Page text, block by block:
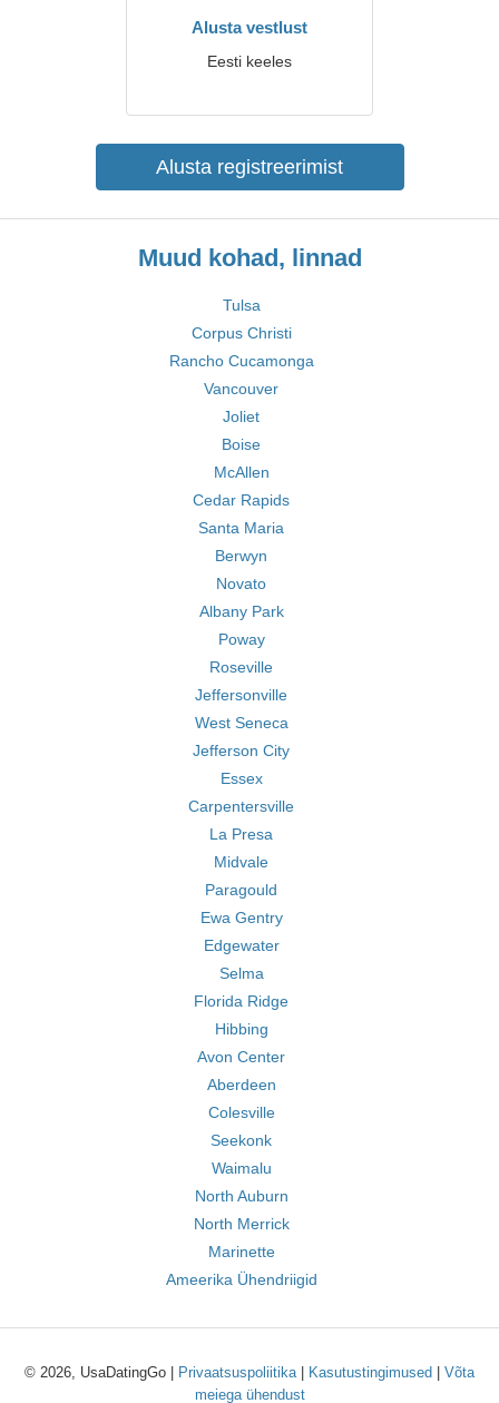
Alusta vestlust
Eesti keeles
Alusta registreerimist
Muud kohad, linnad
Tulsa
Corpus Christi
Rancho Cucamonga
Vancouver
Joliet
Boise
McAllen
Cedar Rapids
Santa Maria
Berwyn
Novato
Albany Park
Poway
Roseville
Jeffersonville
West Seneca
Jefferson City
Essex
Carpentersville
La Presa
Midvale
Paragould
Ewa Gentry
Edgewater
Selma
Florida Ridge
Hibbing
Avon Center
Aberdeen
Colesville
Seekonk
Waimalu
North Auburn
North Merrick
Marinette
Ameerika Ühendriigid
© 2026, UsaDatingGo | Privaatsuspoliitika| Kasutustingimused
Võta
meiega ühendust